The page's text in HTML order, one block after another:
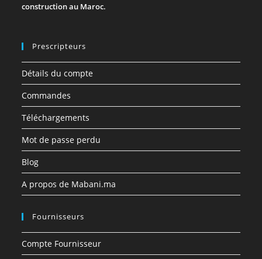
construction au Maroc.
Prescripteurs
Détails du compte
Commandes
Téléchargements
Mot de passe perdu
Blog
A propos de Mabani.ma
Fournisseurs
Compte Fournisseur